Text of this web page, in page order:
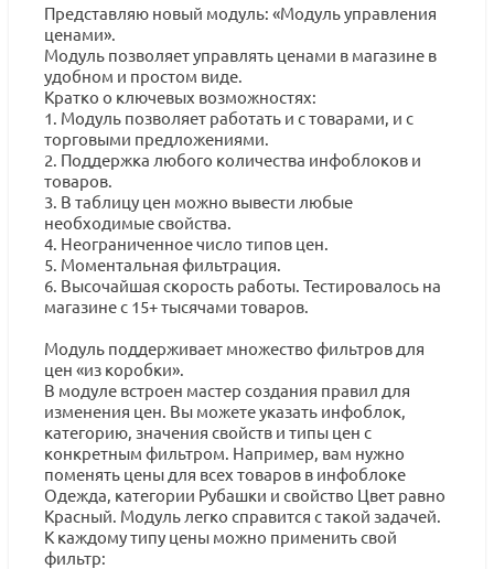
Представляю новый модуль: «Модуль управления
ценами».
Модуль позволяет управлять ценами в магазине в
удобном и простом виде.
Кратко о ключевых возможностях:
1. Модуль позволяет работать и с товарами, и с
торговыми предложениями.
2. Поддержка любого количества инфоблоков и
товаров.
3. В таблицу цен можно вывести любые
необходимые свойства.
4. Неограниченное число типов цен.
5. Моментальная фильтрация.
6. Высочайшая скорость работы. Тестировалось на
магазине с 15+ тысячами товаров.
Модуль поддерживает множество фильтров для
цен «из коробки».
В модуле встроен мастер создания правил для
изменения цен. Вы можете указать инфоблок,
категорию, значения свойств и типы цен с
конкретным фильтром. Например, вам нужно
поменять цены для всех товаров в инфоблоке
Одежда, категории Рубашки и свойство Цвет равно
Красный. Модуль легко справится с такой задачей.
К каждому типу цены можно применить свой
фильтр: